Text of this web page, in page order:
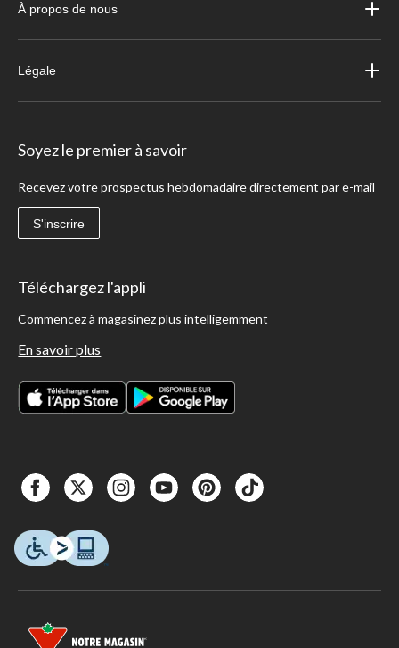
À propos de nous
Légale
Soyez le premier à savoir
Recevez votre prospectus hebdomadaire directement par e-mail
S'inscrire
Téléchargez l'appli
Commencez à magasinez plus intelligemment
En savoir plus